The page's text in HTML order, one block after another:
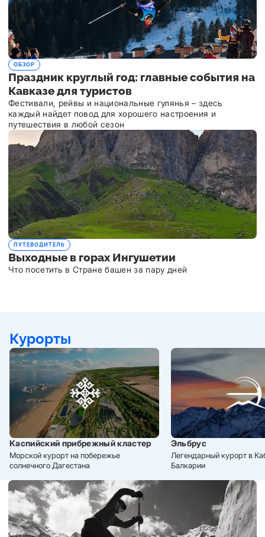
ОБЗОР
Праздник круглый год: главные события на
Кавказе для туристов
Фестивали, рейвы и национальные гулянья – здесь
каждый найдет повод для хорошего настроения и
путешествия в любой сезон
ПУТЕВОДИТЕЛЬ
Выходные в горах Ингушетии
Что посетить в Стране башен за пару дней
Курорты
Каспийский прибрежный кластер
Морской курорт на побережье
солнечного Дагестана
Эльбрус
Легендарный курорт в
Балкарии